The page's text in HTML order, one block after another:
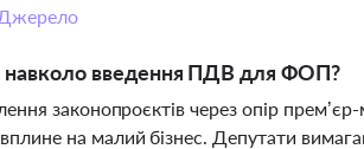
навколо введення ПДВ для ФОП?
законопроєктів через опір прем’єр-
на малий бізнес. Депутати